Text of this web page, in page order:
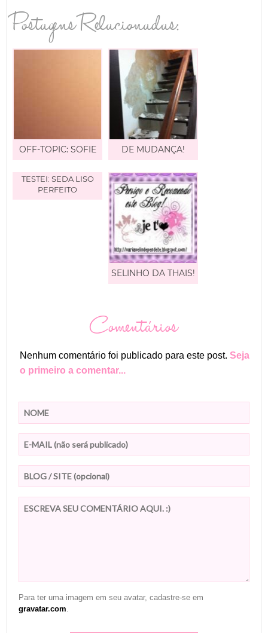
Postagens Relacionadas:
OFF-TOPIC: SOFIE DE MUDANÇA!
TESTEI: SEDA LISO
PERFEITO
SELINHO DA THAIS!
Comentários
Nenhum comentário foi publicado para este post. Seja
o primeiro a comentar...
Para ter uma imagem em seu avatar, cadastre-se em
gravatar.com.